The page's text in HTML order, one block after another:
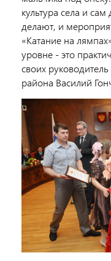
культура села и
делают, и
«Катание на
уровне - это
своих
района Василий